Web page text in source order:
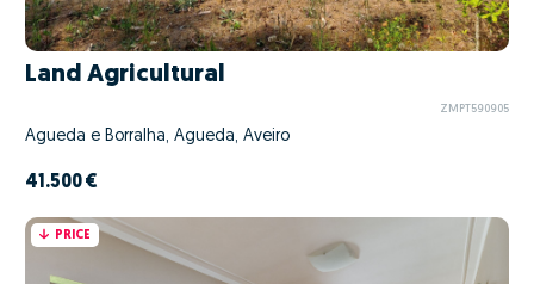
Land Agricultural
ZMPT590905
Águeda e Borralha, Águeda, Aveiro
41.500 €
PRICE